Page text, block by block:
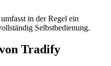
in der Regel ein
Selbstbedienung.
Tradify